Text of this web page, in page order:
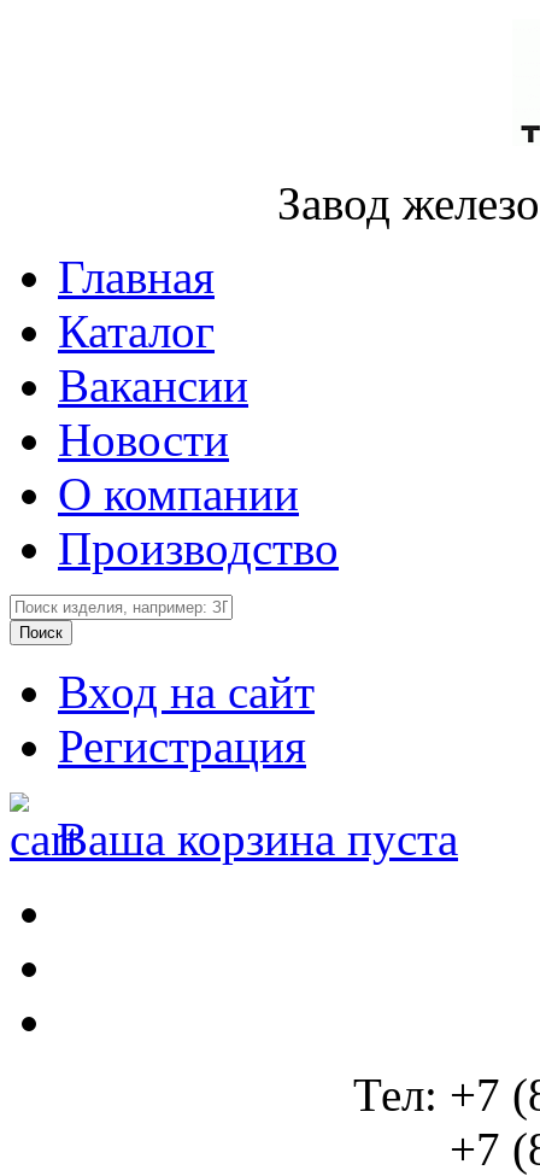
Завод
Главная
Каталог
Вакансии
Новости
О компании
Производство
Вход на сайт
Регистрация
Ваша корзина пуста
Тел: +7
+7